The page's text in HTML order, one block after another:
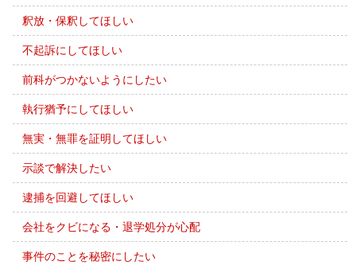
釈放・保釈してほしい
不起訴にしてほしい
前科がつかないようにしたい
執行猶予にしてほしい
無実・無罪を証明してほしい
示談で解決したい
逮捕を回避してほしい
会社をクビになる・退学処分が心配
事件のことを秘密にしたい